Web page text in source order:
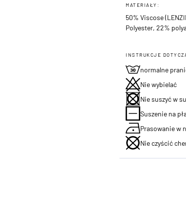
MATERIAŁY:
50% Viscose
Polyester, 22%
INSTRUKCJE
normalne
Nie wybielać
Nie suszyć w
Suszenie na
Prasowanie w
Nie czyścić